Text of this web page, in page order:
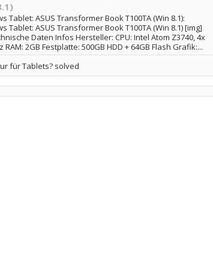
Tablet: ASUS Transformer Book T100TA (Win 8.1):
Tablet: ASUS Transformer Book T100TA (Win 8.1) [img]
Daten Infos Hersteller: CPU: Intel Atom Z3740, 4x
RAM: 2GB Festplatte: 500GB HDD + 64GB Flash Grafik:...
für Tablets? solved